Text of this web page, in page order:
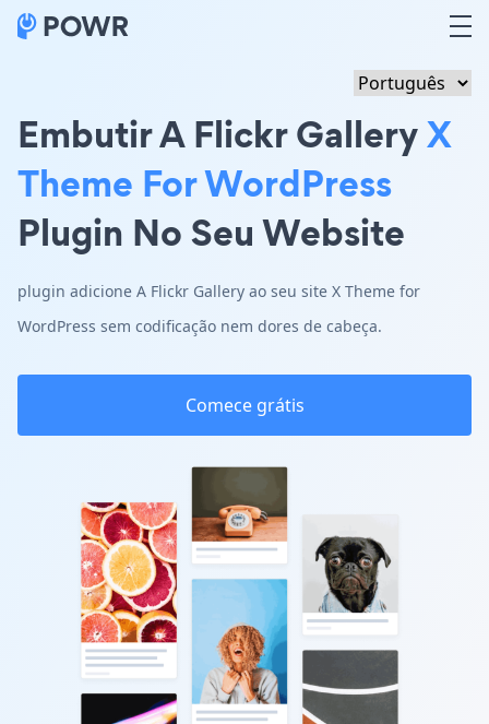
Embutir A Flickr GalleryX
Theme For WordPress
Plugin No Seu Website
plugin adicione A Flickr Gallery ao seu site X Theme for
WordPress sem codificação nem dores de cabeça.
Comece grátis